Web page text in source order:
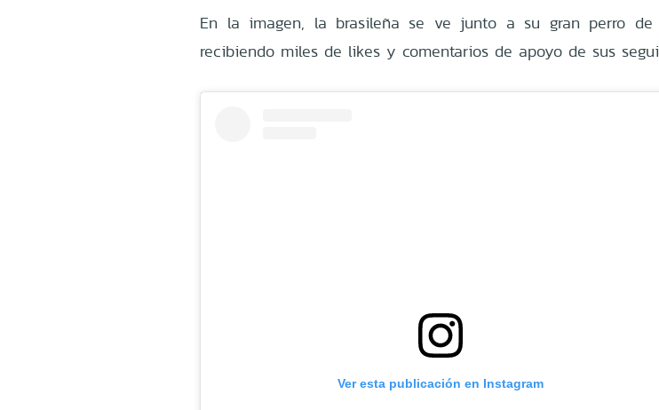
En la imagen, la brasileña se ve junto a su gran perro de
recibiendo miles de likes y comentarios de apoyo de sus
Ver esta publicación en Instagram